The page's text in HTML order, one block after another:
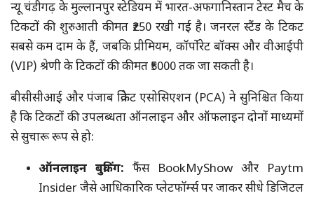
न्यू चंडीगढ़ के मुल्लानपुर स्टेडियम में भारत-अफगानिस्तान टेस्ट मैच के
टिकटों की शुरुआती कीमत ₹250 रखी गई है। जनरल स्टैंड के टिकट
सबसे कम दाम के हैं, जबकि प्रीमियम, कॉर्पोरेट बॉक्स और वीआईपी
(VIP) श्रेणी के टिकटों की कीमत ₹5000 तक जा सकती है।
बीसीसीआई और पंजाब क्रिकेट एसोसिएशन (PCA) ने सुनिश्चित किया
है कि टिकटों की उपलब्धता ऑनलाइन और ऑफलाइन दोनों माध्यमों
से सुचारू रूप से हो:
ऑनलाइन बुकिंग: फैंस BookMyShow और Paytm
Insider जैसे आधिकारिक प्लेटफॉर्म्स पर जाकर सीधे डिजिटल